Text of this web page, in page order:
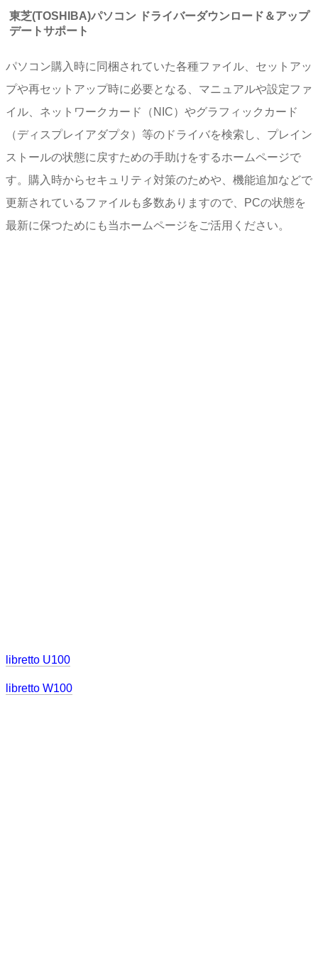
東芝(TOSHIBA)パソコン ドライバーダウンロード＆アップ
デートサポート
パソコン購入時に同梱されていた各種ファイル、セットアッ
プや再セットアップ時に必要となる、マニュアルや設定ファ
イル、ネットワークカード（NIC）やグラフィックカード
（ディスプレイアダプタ）等のドライバを検索し、プレイン
ストールの状態に戻すための手助けをするホームページで
す。購入時からセキュリティ対策のためや、機能追加などで
更新されているファイルも多数ありますので、PCの状態を
最新に保つためにも当ホームページをご活用ください。
libretto U100
libretto W100